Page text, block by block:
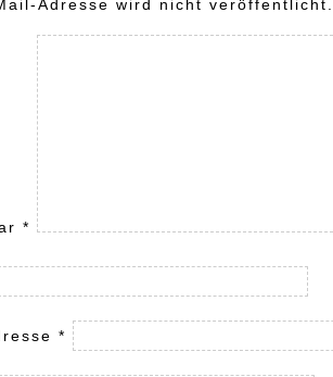
Adresse wird nicht veröffentlicht.
*
*